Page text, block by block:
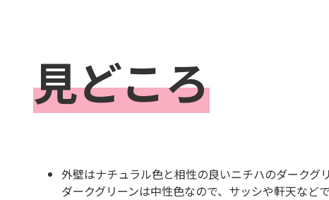
見どころ
外壁はナチュラル色と相性の良いニチハのダークグ
ダークグリーンは中性色なので、サッシや軒天など